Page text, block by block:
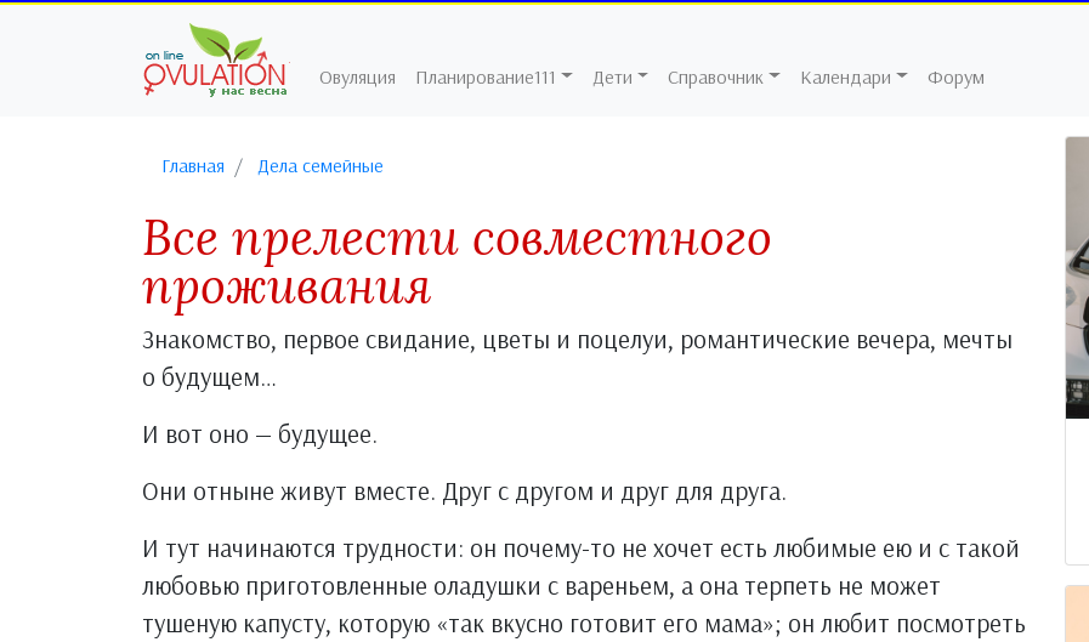
Овуляция Планирование111 Дети Справочник Календари Форум
Главная Дела семейные
Все прелести совместного
проживания
Знакомство, первое свидание, цветы и поцелуи, романтические вечера, мечты
о будущем…
И вот оно — будущее.
Они отныне живут вместе. Друг с другом и друг для друга.
И тут начинаются трудности: он почему-то не хочет есть любимые ею и с такой
любовью приготовленные оладушки с вареньем, а она терпеть не может
тушеную капусту, которую «так вкусно готовит его мама»; он любит посмотреть